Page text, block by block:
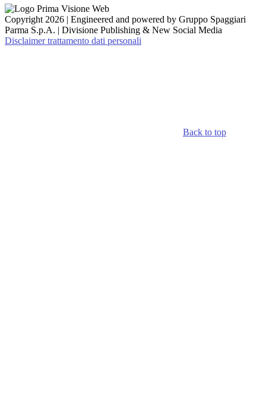
Copyright 2026 | Engineered and powered by Gruppo Spaggiari
Parma S.p.A. | Divisione Publishing & New Social Media
Disclaimer trattamento dati personali
Back to top